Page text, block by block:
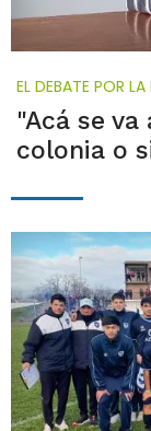
EL DEBATE POR
"Acá se
colonia o